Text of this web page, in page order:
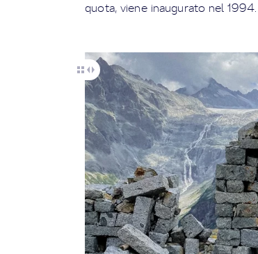
quota, viene inaugurato nel 1994.